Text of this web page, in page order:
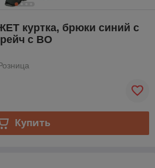
куртка, брюки синий с
с ВО
Купить